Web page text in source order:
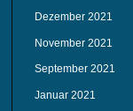
Dezember 2021
November 2021
September 2021
Januar 2021